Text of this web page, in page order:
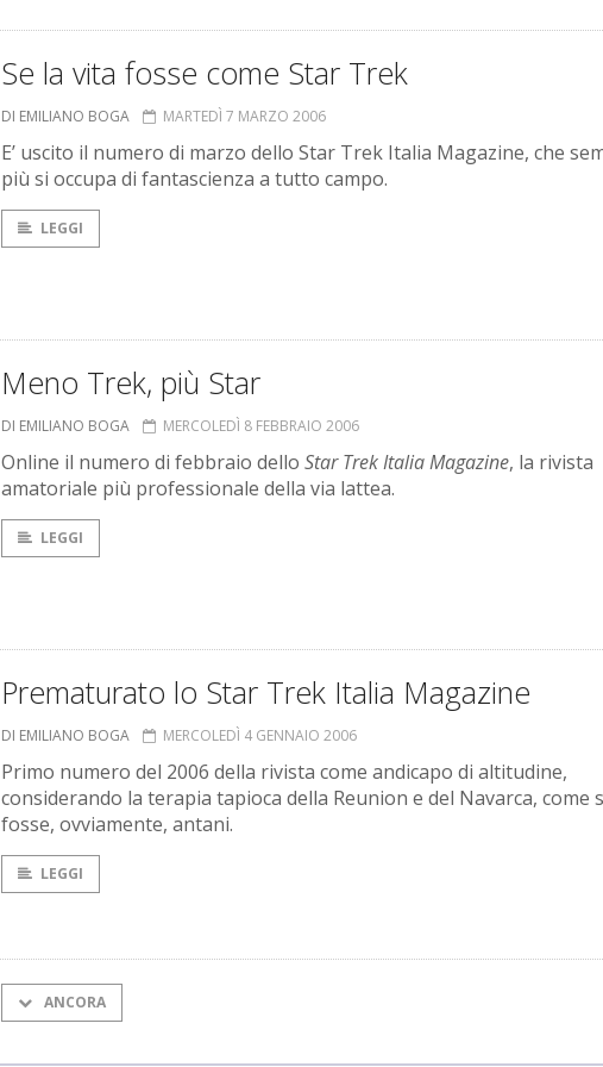
Se la vita fosse come Star Trek
DI EMILIANO BOGA MARTEDÌ 7 MARZO 2006
E’ uscito il numero di marzo dello Star Trek Italia Magazine, che
più si occupa di fantascienza a tutto campo.
LEGGI
Meno Trek, più Star
DI EMILIANO BOGA MERCOLEDÌ 8 FEBBRAIO 2006
Online il numero di febbraio dello Star Trek Italia Magazine, la rivista
amatoriale più professionale della via lattea.
LEGGI
Prematurato lo Star Trek Italia Magazine
DI EMILIANO BOGA MERCOLEDÌ 4 GENNAIO 2006
Primo numero del 2006 della rivista come andicapo di altitudine,
considerando la terapia tapioca della Reunion e del Navarca, come
fosse, ovviamente, antani.
LEGGI
ANCORA